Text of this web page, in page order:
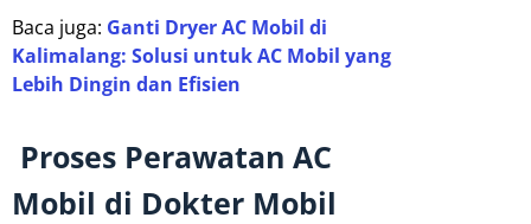
Baca juga: Ganti Dryer AC Mobil di
Kalimalang: Solusi untuk AC Mobil yang
Lebih Dingin dan Efisien
Proses Perawatan AC
Mobil di Dokter Mobil